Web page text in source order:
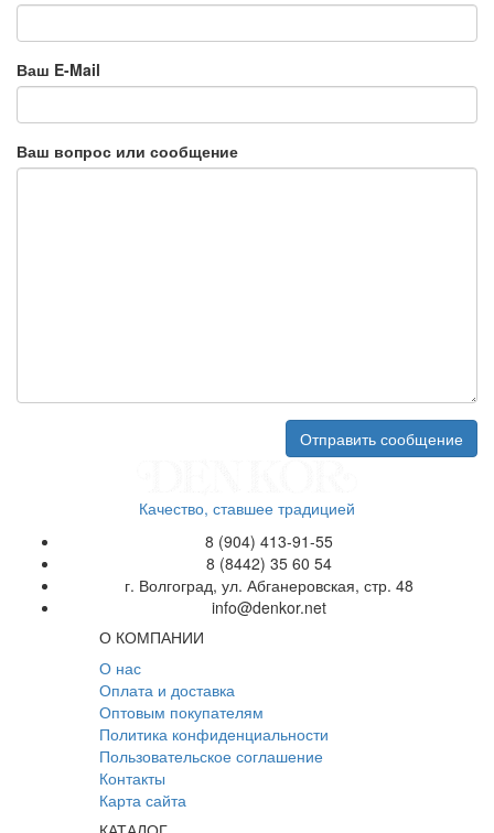
Ваш E-Mail
Ваш вопрос или сообщение
Качество, ставшее традицией
8 (904) 413-91-55
8 (8442) 35 60 54
г. Волгоград, ул. Абганеровская, стр. 48
info@denkor.net
О КОМПАНИИ
О нас
Оплата и доставка
Оптовым покупателям
Политика конфиденциальности
Пользовательское соглашение
Контакты
Карта сайта